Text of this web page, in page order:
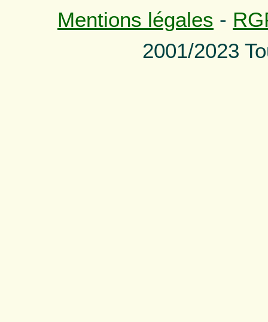
Mentions légales -
2001/2023